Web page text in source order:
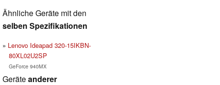
Ähnliche Geräte mit den
selben Spezifikationen
Lenovo Ideapad 320-15IKBN-
80XL02U2SP
GeForce 940MX
Geräteanderer